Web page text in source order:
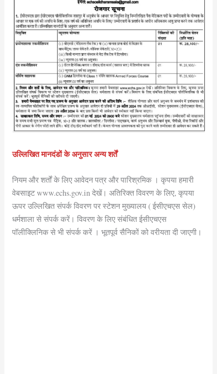
उल्लिखित मानदंडों के अनुसार अन्य शर्तें
नियम और शर्तों के लिए आवेदन पत्र और पारिश्रमिक । कृपया हमारी
वेबसाइट www.echs.gov.in देखें। अतिरिक्त विवरण के लिए, कृपया
ऊपर उल्लिखित संपर्क विवरण पर स्टेशन मुख्यालय ( ईसीएचएस सेल)
धर्मशाला से संपर्क करें। विवरण के लिए संबंधित ईसीएचएस
पॉलीक्लिनिक से भी संपर्क करें । भूतपूर्व सैनिकों को वरीयता दी जाएगी।